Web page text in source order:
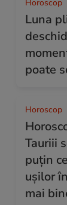
Horoscop
Luna
poate
Horoscop
Tauriii
puțin
ușilor
mai